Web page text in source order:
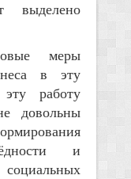
выделено
меры
в эту
эту работу
довольны
и
социальных